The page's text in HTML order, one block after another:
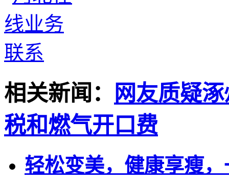
相关新闻：
网友质疑
税和燃气开口费
轻松变美，健康享瘦